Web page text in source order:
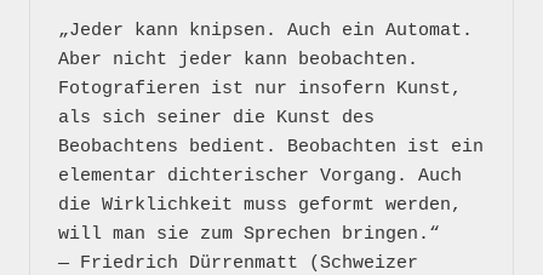
„Jeder kann knipsen. Auch ein Automat.
Aber nicht jeder kann beobachten.
Fotografieren ist nur insofern Kunst,
als sich seiner die Kunst des
Beobachtens bedient. Beobachten ist ein
elementar dichterischer Vorgang. Auch
die Wirklichkeit muss geformt werden,
will man sie zum Sprechen bringen.“
― Friedrich Dürrenmatt (Schweizer